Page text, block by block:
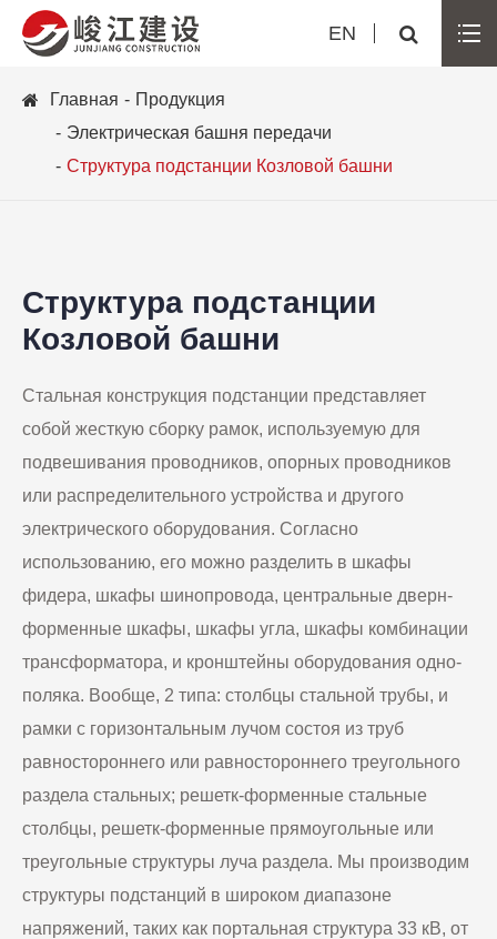
EN
Главная
Продукция
Электрическая башня передачи
Структура подстанции Козловой башни
Структура подстанции
Козловой башни
Стальная конструкция подстанции представляет
собой жесткую сборку рамок, используемую для
подвешивания проводников, опорных проводников
или распределительного устройства и другого
электрического оборудования. Согласно
использованию, его можно разделить в шкафы
фидера, шкафы шинопровода, центральные дверн-
форменные шкафы, шкафы угла, шкафы комбинации
трансформатора, и кронштейны оборудования одно-
поляка. Вообще, 2 типа: столбцы стальной трубы, и
рамки с горизонтальным лучом состоя из труб
равностороннего или равностороннего треугольного
раздела стальных; решетк-форменные стальные
столбцы, решетк-форменные прямоугольные или
треугольные структуры луча раздела. Мы производим
структуры подстанций в широком диапазоне
напряжений, таких как портальная структура 33 кВ, от